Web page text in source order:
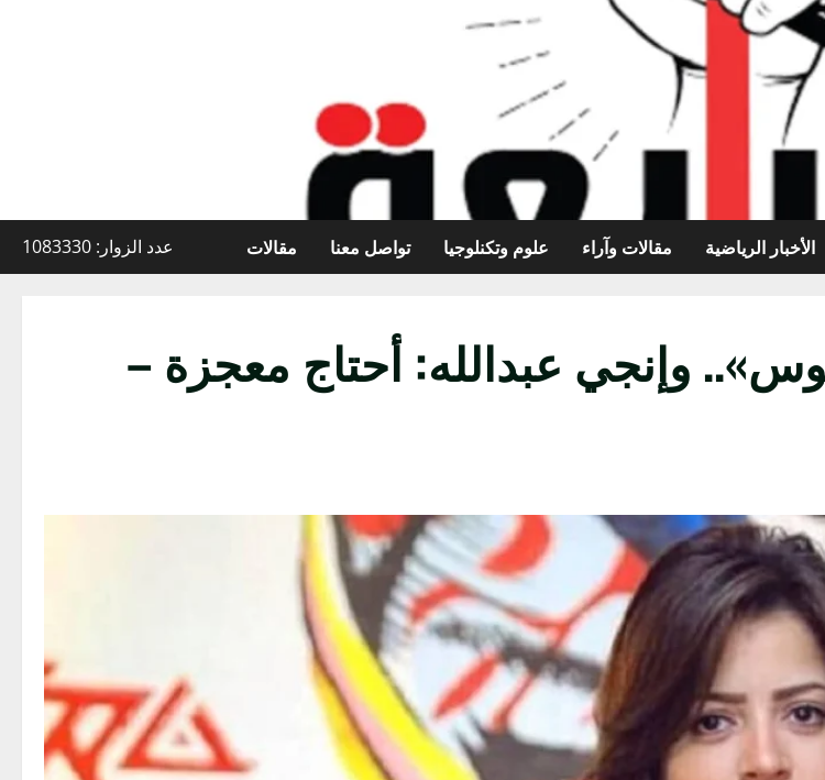
الأخبار الرياضية مقالات وآراء علوم وتكنلوجيا تواصل معنا مقالات عدد الزوار: 1083330
وإنجي عبدالله: أحتاج معجزة –